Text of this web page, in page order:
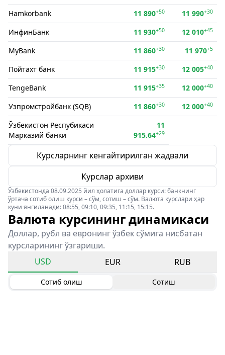
Hamkorbank 11 890+50 11 990+30
ИнфинБанк 11 930+50 12 010+45
MyBank 11 860+30 11 970+5
Пойтахт банк 11 915+30 12 005+40
TengeBank 11 915+35 12 000+40
Узпромстройбанк (SQB) 11 860+30 12 000+40
Ўзбекистон Респубикаси
Марказий банки
11
915.64+29
Курсларнинг кенгайтирилган жадвали
Курслар архиви
Ўзбекистонда 08.09.2025 йил ҳолатига доллар курси: банкнинг
ўртача сотиб олиш курси – сўм, сотиш – сўм. Валюта курслари ҳар
куни янгиланади: 08:55, 09:10, 09:35, 11:15, 15:15.
Валюта курсининг динамикаси
Доллар, рубл ва евронинг ўзбек сўмига нисбатан
курсларининг ўзгариши.
USD
EUR RUB
Сотиб олиш Сотиш